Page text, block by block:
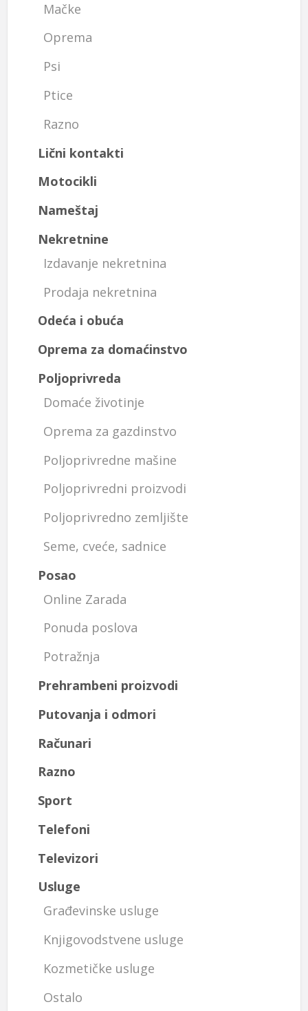
Mačke
Oprema
Psi
Ptice
Razno
Lični kontakti
Motocikli
Nameštaj
Nekretnine
Izdavanje nekretnina
Prodaja nekretnina
Odeća i obuća
Oprema za domaćinstvo
Poljoprivreda
Domaće životinje
Oprema za gazdinstvo
Poljoprivredne mašine
Poljoprivredni proizvodi
Poljoprivredno zemljište
Seme, cveće, sadnice
Posao
Online Zarada
Ponuda poslova
Potražnja
Prehrambeni proizvodi
Putovanja i odmori
Računari
Razno
Sport
Telefoni
Televizori
Usluge
Građevinske usluge
Knjigovodstvene usluge
Kozmetičke usluge
Ostalo